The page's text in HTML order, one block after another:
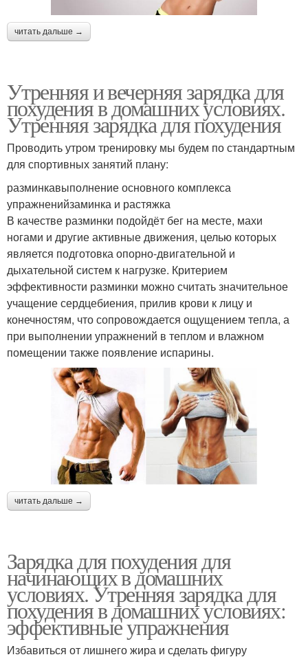
читать дальше →
Утренняя и вечерняя зарядка для
похудения в домашних условиях.
Утренняя зарядка для похудения
Проводить утром тренировку мы будем по стандартным
для спортивных занятий плану:
разминкавыполнение основного комплекса
упражненийзаминка и растяжка
В качестве разминки подойдёт бег на месте, махи
ногами и другие активные движения, целью которых
является подготовка опорно-двигательной и
дыхательной систем к нагрузке. Критерием
эффективности разминки можно считать значительное
учащение сердцебиения, прилив крови к лицу и
конечностям, что сопровождается ощущением тепла, а
при выполнении упражнений в теплом и влажном
помещении также появление испарины.
читать дальше →
Зарядка для похудения для
начинающих в домашних
условиях. Утренняя зарядка для
похудения в домашних условиях:
эффективные упражнения
Избавиться от лишнего жира и сделать фигуру